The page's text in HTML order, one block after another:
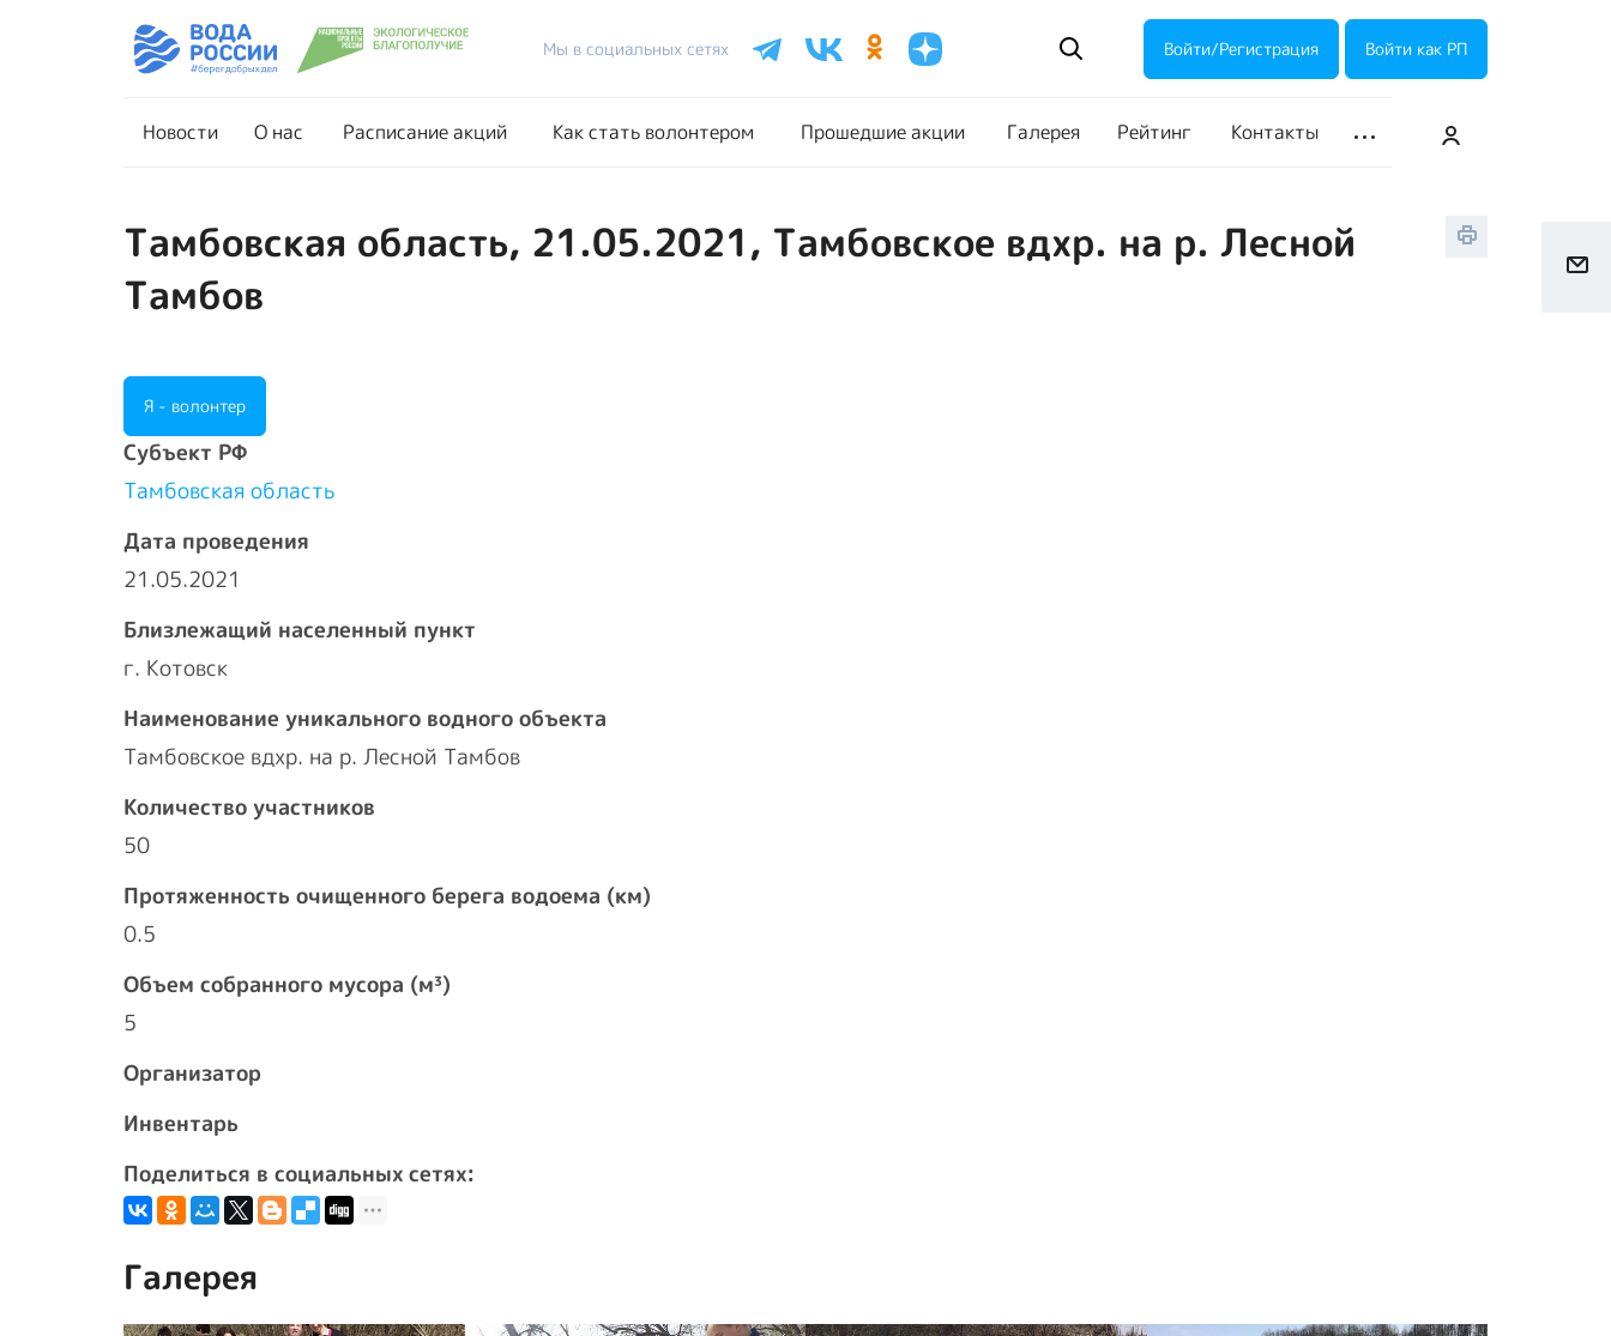
Мы в социальных сетях Войти/Регистрация Войти как РП
Новости О нас Расписание акций Как стать волонтером Прошедшие акции Галерея Рейтинг Контакты
Новости О нас Как стать волонтером Прошедшие акции
Тамбовская область, 21.05.2021, Тамбовское вдхр. на р. Лесной
Тамбов
Я - волонтер
Cубъект РФ
Тамбовская область
Дата проведения
21.05.2021
Близлежащий населенный пункт
г. Котовск
Наименование уникального водного объекта
Тамбовское вдхр. на р. Лесной Тамбов
Количество участников
50
Протяженность очищенного берега водоема (км)
0.5
Объем собранного мусора (м³)
5
Организатор
Инвентарь
Поделиться в социальных сетях:
Галерея